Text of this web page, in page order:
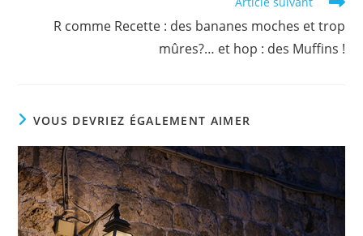
R comme Recette : des bananes moches et trop
mûres?… et hop : des Muffins !
VOUS DEVRIEZ ÉGALEMENT AIMER